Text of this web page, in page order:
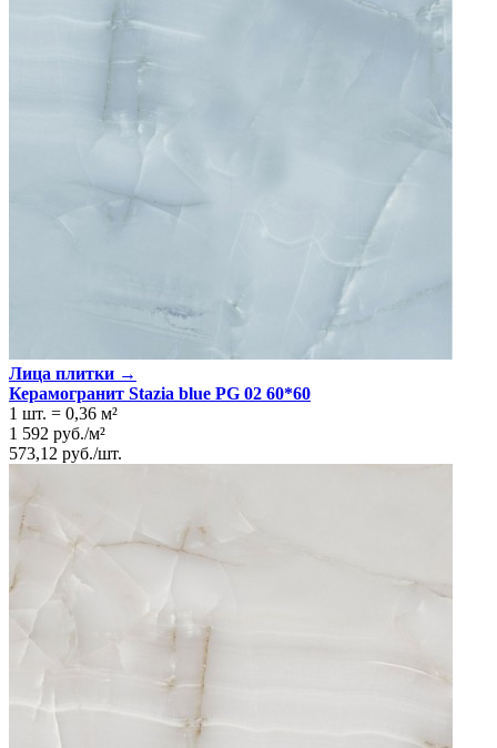
Лица плитки →
Керамогранит Stazia blue PG 02 60*60
1 шт. = 0,36 м²
1 592 руб./м²
573,12 руб./шт.